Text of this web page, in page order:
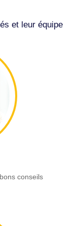
et leur équipe
conseils